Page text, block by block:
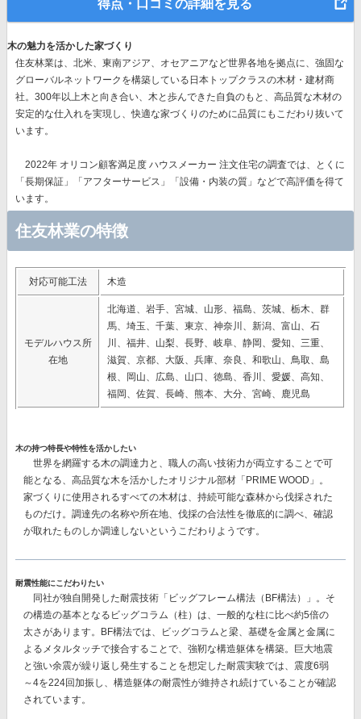
得点・口コミの詳細を見る
木の魅力を活かした家づくり
住友林業は、北米、東南アジア、オセアニアなど世界各地を拠点に、強固な
グローバルネットワークを構築している日本トップクラスの木材・建材商
社。300年以上木と向き合い、木と歩んできた自負のもと、高品質な木材の
安定的な仕入れを実現し、快適な家づくりのために品質にもこだわり抜いて
います。
2022年 オリコン顧客満足度 ハウスメーカー 注文住宅の調査では、とくに
「長期保証」「アフターサービス」「設備・内装の質」 などで高評価を得て
います。
住友林業の特徴
対応可能工法 木造
モデルハウス所
在地
北海道、岩手、宮城、山形、福島、茨城、栃木、群
馬、埼玉、千葉、東京、神奈川、新潟、富山、石
川、福井、山梨、長野、岐阜、静岡、愛知、三重、
滋賀、京都、大阪、兵庫、奈良、和歌山、鳥取、島
根、岡山、広島、山口、徳島、香川、愛媛、高知、
福岡、佐賀、長崎、熊本、大分、宮崎、鹿児島
木の持つ特長や特性を活かしたい
世界を網羅する木の調達力と、職人の高い技術力が両立することで可
能となる、高品質な木を活かしたオリジナル部材 「PRIME WOOD」。
家づくりに使用されるすべての木材は、持続可能な森林から伐採された
ものだけ。調達先の名称や所在地、伐採の合法性を徹底的に調べ、確認
が取れたものしか調達しないというこだわりようです。
耐震性能にこだわりたい
同社が独自開発した耐震技術 「ビッグフレーム構法（BF構法）」。 そ
の構造の基本となるビッグコラム（柱）は、一般的な柱に比べ約5倍の
太さがあります。BF構法では、ビッグコラムと梁、基礎を金属と金属に
よるメタルタッチで接合することで、強靭な構造躯体を構築。巨大地震
と強い余震が繰り返し発生することを想定した耐震実験では、 震度6弱
～4を224回加振し、構造躯体の耐震性が維持され続けていることが確認
されています。